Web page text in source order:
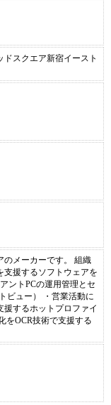
ドスクエア新宿イースト
のメーカーです。 組織
支援するソフトウェアを
ントPCの運用管理とセ
ビュー） ・営業活動に
するホットプロファイ
をOCR技術で支援する